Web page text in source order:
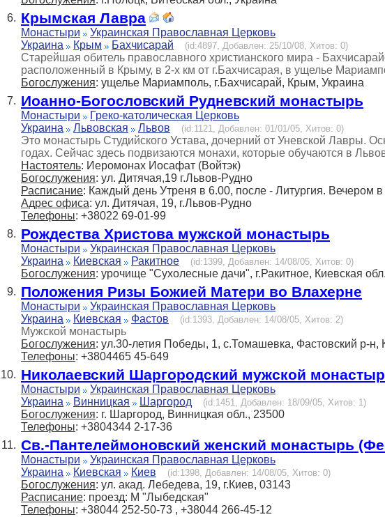
6. Крымская Лавра
Монастыри
Украинская Православная Церковь
Украина
Крым Бахчисарай (id:4897, Добавлен: 25/10/08, Хитов: 0)
Старейшая обитель православного христианского мира -
расположенный в Крыму, в 2-х км от г.Бахчисарая, в ущелье
Богослужения: ущелье Мариамполь, г.Бахчисарай, Крым, Украина
7. Иоанно-Богословский Рудневский монастырь
Монастыри
Греко-католическая Церковь
Украина
Львовская Львов (id:1121, Добавлен: 01/01/05, Хитов: 0)
Это монастырь Студийского Устава, дочерний от Уневской Лавры.
годах. Сейчас здесь подвизаются монахи, которые обучаются в
Настоятель: Иеромонах Иосафат (Войтэк)
Богослужения: ул. Дитячая,19 г.Львов-Рудно
Расписание: Каждый день Утреня в 6.00, после - Литургия. Вечером
Адрес офиса: ул. Дитячая, 19, г.Львов-Рудно
Телефоны: +38022 69-01-99
8. Рождества Христова мужской монастырь
Монастыри
Украинская Православная Церковь
Украина
Киевская Ракитное (id:1399, Добавлен: 14/08/05, Хитов: 0)
Богослужения: урочище "Сухолесные дачи", г.Ракитное, Киевская
9. Положения Ризы Божией Матери во Влахерне
Монастыри
Украинская Православная Церковь
Украина
Киевская Фастов (id:1393, Добавлен: 14/08/05, Хитов: 2)
Мужской монастырь
Богослужения: ул.30-летия Победы, 1, с.Томашевка, Фастовский р-н,
Телефоны: +3804465 45-649
10. Николаевский Шаргородский мужской
Монастыри
Украинская Православная Церковь
Украина
Винницкая Шаргород (id:1451, Добавлен: 18/09/05, Хитов: 1)
Богослужения: г. Шаргород, Винницкая обл., 23500
Телефоны: +3804344 2-17-36
11. Св.-Пантелеймоновский женский монастырь
Монастыри
Украинская Православная Церковь
Украина
Киевская Киев (id:1398, Добавлен: 14/08/05, Хитов: 0)
Богослужения: ул. акад. Лебедева, 19, г.Киев, 03143
Расписание: проезд: М "Лыбедская"
Телефоны: +38044 252-50-73 , +38044 266-45-12